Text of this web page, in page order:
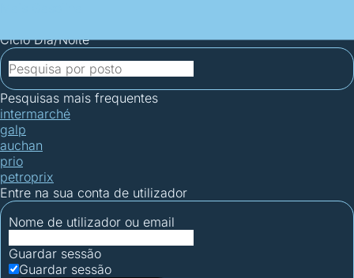
Ciclo Dia/Noite
Pesquisas mais frequentes
intermarché
galp
auchan
prio
petroprix
Entre na sua conta de utilizador
Nome de utilizador ou email
Guardar sessão
Guardar sessão